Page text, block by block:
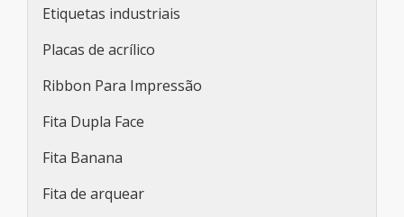
Etiquetas industriais
Placas de acrílico
Ribbon Para Impressão
Fita Dupla Face
Fita Banana
Fita de arquear